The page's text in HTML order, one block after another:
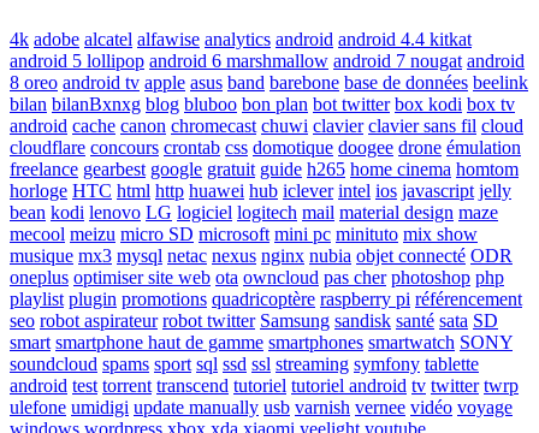
4k adobe alcatel alfawise analytics android android 4.4 kitkat
android 5 lollipop android 6 marshmallow android 7 nougat android
8 oreo android tv apple asus band barebone base de données beelink
bilan bilanBxnxg blog bluboo bon plan bot twitter box kodi box tv
android cache canon chromecast chuwi clavier clavier sans fil cloud
cloudflare concours crontab css domotique doogee drone émulation
freelance gearbest google gratuit guide h265 home cinema homtom
horloge HTC html http huawei hub iclever intel ios javascript jelly
bean kodi lenovo LG logiciel logitech mail material design maze
mecool meizu micro SD microsoft mini pc minituto mix show
musique mx3 mysql netac nexus nginx nubia objet connecté ODR
oneplus optimiser site web ota owncloud pas cher photoshop php
playlist plugin promotions quadricoptère raspberry pi référencement
seo robot aspirateur robot twitter Samsung sandisk santé sata SD
smart smartphone haut de gamme smartphones smartwatch SONY
soundcloud spams sport sql ssd ssl streaming symfony tablette
android test torrent transcend tutoriel tutoriel android tv twitter twrp
ulefone umidigi update manually usb varnish vernee vidéo voyage
windows wordpress xbox xda xiaomi yeelight youtube